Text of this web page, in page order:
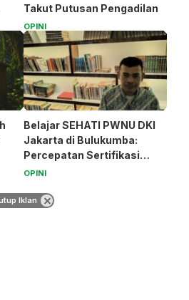
Takut Putusan Pengadilan
OPINI
Belajar SEHATI PWNU DKI
Jakarta di Bulukumba:
Percepatan Sertifikasi
Halal Bagi UMK
OPINI
Iklan